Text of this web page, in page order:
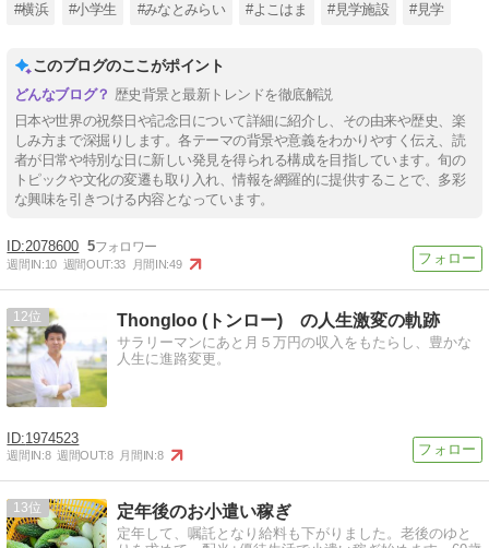
#横浜 #小学生 #みなとみらい #よこはま #見学施設 #見学
このブログのここがポイント
歴史背景と最新トレンドを徹底解説
日本や世界の祝祭日や記念日について詳細に紹介し、その由来や歴史、楽
しみ方まで深掘りします。各テーマの背景や意義をわかりやすく伝え、読
者が日常や特別な日に新しい発見を得られる構成を目指しています。旬の
トピックや文化の変遷も取り入れ、情報を網羅的に提供することで、多彩
な興味を引きつける内容となっています。
2078600 5
週間IN:10 週間OUT:33 月間IN:49
12 Thongloo (トンロー) の人生激変の軌跡
サラリーマンにあと月５万円の収入をもたらし、豊かな
人生に進路変更。
1974523
週間IN:8 週間OUT:8 月間IN:8
13 定年後のお小遣い稼ぎ
定年して、嘱託となり給料も下がりました。老後のゆと